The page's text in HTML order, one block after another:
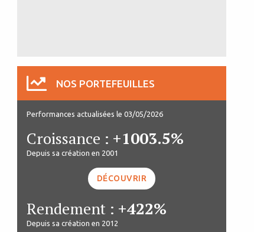
NOS PORTEFEUILLES
Performances actualisées le 03/05/2026
Croissance : +1003.5%
Depuis sa création en 2001
DÉCOUVRIR
Rendement : +422%
Depuis sa création en 2012